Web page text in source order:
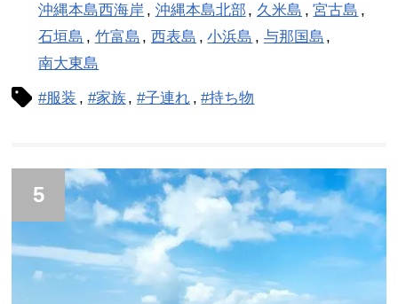
沖縄本島西海岸
沖縄本島北部 久米島
宮古島
石垣島
竹富島 西表島 小浜島
与那国島
南大東島
#服装 #家族 #子連れ #持ち物
5